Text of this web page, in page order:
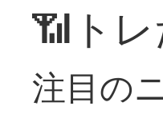
📶ト
注目の